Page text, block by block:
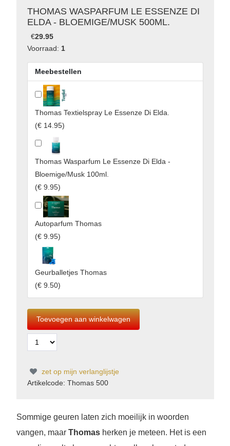
THOMAS WASPARFUM LE ESSENZE DI
ELDA - BLOEMIGE/MUSK 500ML.
€29.95
Voorraad: 1
Meebestellen
Thomas Textielspray Le Essenze Di Elda.
(€ 14.95)
Thomas Wasparfum Le Essenze Di Elda -
Bloemige/Musk 100ml.
(€ 9.95)
Autoparfum Thomas
(€ 9.95)
Geurballetjes Thomas
(€ 9.50)
zet op mijn verlanglijstje
Artikelcode: Thomas 500
Sommige geuren laten zich moeilijk in woorden
vangen, maar Thomasherken je meteen. Het is een